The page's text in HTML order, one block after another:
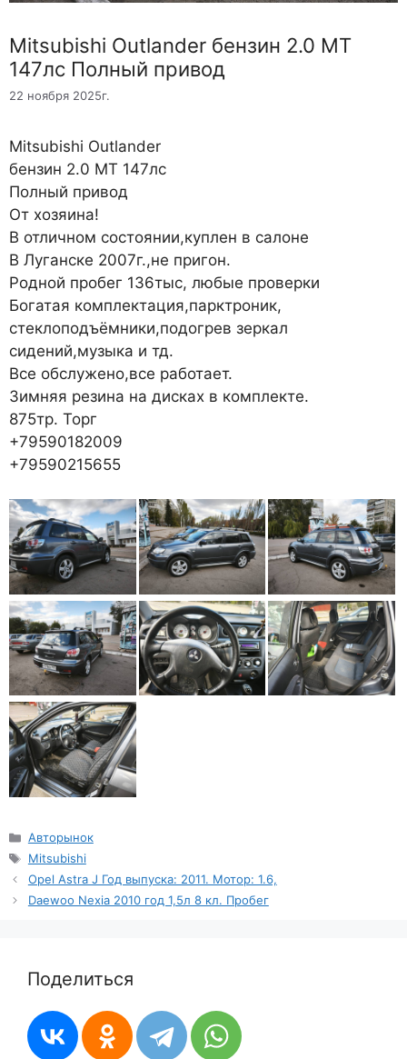
Mitsubishi Outlander бензин 2.0 MT
147лс Полный привод
22 ноября 2025г.
Mitsubishi Outlander
бензин 2.0 MT 147лс
Полный привод
От хозяина!
В отличном состоянии,куплен в салоне
В Луганске 2007г.,не пригон.
Родной пробег 136тыс, любые проверки
Богатая комплектация,парктроник,
стеклоподъёмники,подогрев зеркал
сидений,музыка и тд.
Все обслужено,все работает.
Зимняя резина на дисках в комплекте.
875тр. Торг
+79590182009
+79590215655
Рубрики
Авторынок
Метки
Mitsubishi
Opel Astra J Год выпуска: 2011. Мотор: 1.6,
Daewoo Nexia 2010 год 1,5л 8 кл. Пробег
Поделиться